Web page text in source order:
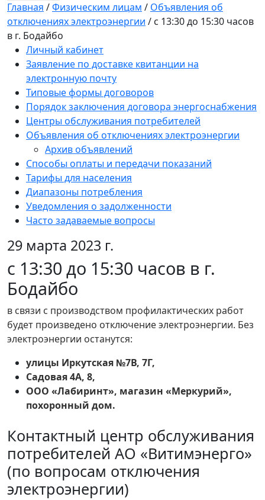
Главная /Физическим лицам / Объявления об
отключениях электроэнергии / с 13:30 до 15:30 часов
в г. Бодайбо
Личный кабинет
Заявление по доставке квитанции на
электронную почту
Типовые формы договоров
Порядок заключения договора энергоснабжения
Центры обслуживания потребителей
Объявления об отключениях электроэнергии
Архив объявлений
Способы оплаты и передачи показаний
Тарифы для населения
Диапазоны потребления
Уведомления о задолженности
Часто задаваемые вопросы
29 марта 2023 г.
с 13:30 до 15:30 часов в г.
Бодайбо
в связи с производством профилактических работ
будет произведено отключение электроэнергии. Без
электроэнергии останутся:
улицы Иркутская №7В, 7Г,
Садовая 4А, 8,
ООО «Лабиринт», магазин «Меркурий»,
похоронный дом.
Контактный центр обслуживания
потребителей АО «Витимэнерго»
(по вопросам отключения
электроэнергии)